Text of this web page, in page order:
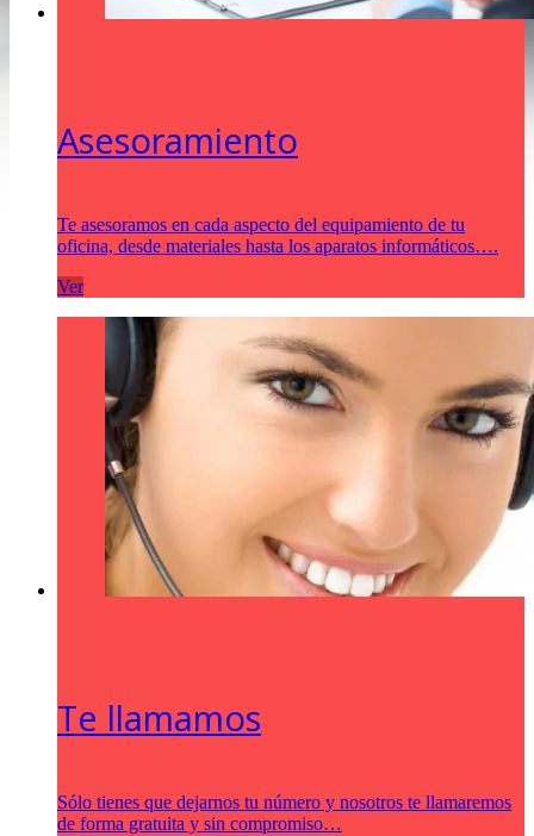
Asesoramiento
Te asesoramos en cada aspecto del equipamiento de tu
oficina, desde materiales hasta los aparatos informáticos….
Ver
Te llamamos
Sólo tienes que dejarnos tu número y nosotros te llamaremos
de forma gratuita y sin compromiso…